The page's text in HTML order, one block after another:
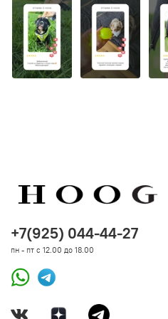
+7(925) 044-44-27
пн - пт с 12.00 до 18.00